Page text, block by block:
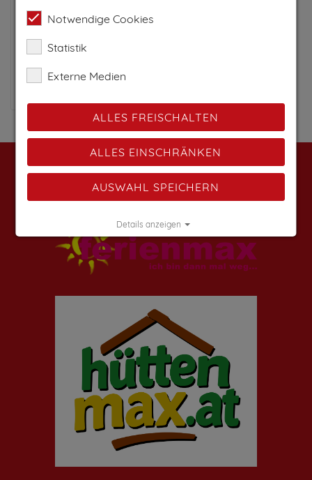
Ferienwohnung Haus
Weitere Angebote findest du auf:
Notwendige Cookies
Statistik
Externe Medien
ALLES FREISCHALTEN
ALLES EINSCHRÄNKEN
AUSWAHL SPEICHERN
Details anzeigen
Impressum|Datenschutz